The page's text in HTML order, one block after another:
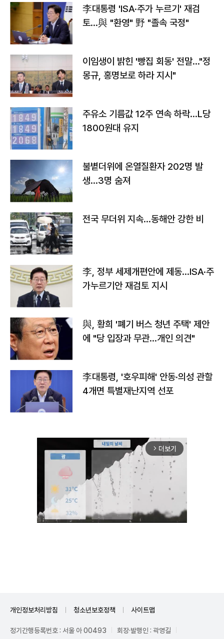
李대통령 'ISA·주가 누르기' 재검
토…與 "환영" 野 "졸속 국정"
이임생이 밝힌 '빵집 회동' 전말…"정
몽규, 홍명보로 하라 지시"
주유소 기름값 12주 연속 하락…L당
1800원대 유지
불볕더위에 온열질환자 202명 발
생…3명 숨져
전국 무더위 지속…동해안 강한 비
李, 정부 세제개편안에 제동…ISA·주
가누르기안 재검토 지시
與, 황희 '폐기 버스 청년 주택' 제안
에 "당 입장과 무관…개인 의견"
李대통령, '호우피해' 안동·의성 관할
4개면 특별재난지역 선포
arrow_forward_ios 더보기
개인정보처리방침 청소년보호정책 사이트맵
정기간행등록번호 : 서울 아 00493 회장·발행인 : 곽영길